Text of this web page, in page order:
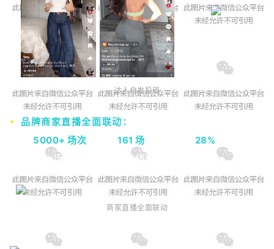
达人自发投稿
品牌商家直播全面联动 ：
5000+ 场次 161 场 28%
“官方大场 + 商家自播”的直播矩阵。
商家直播全面联动